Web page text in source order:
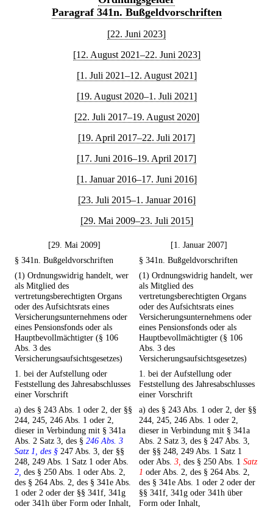
Paragraf 341n. Bußgeldvorschriften
[22. Juni 2023]
[12. August 2021–22. Juni 2023]
[1. Juli 2021–12. August 2021]
[19. August 2020–1. Juli 2021]
[22. Juli 2017–19. August 2020]
[19. April 2017–22. Juli 2017]
[17. Juni 2016–19. April 2017]
[1. Januar 2016–17. Juni 2016]
[23. Juli 2015–1. Januar 2016]
[29. Mai 2009–23. Juli 2015]
[29. Mai 2009]
[1. Januar 2007]
§ 341n. Bußgeldvorschriften
§ 341n. Bußgeldvorschriften
(1) Ordnungswidrig handelt, wer
als Mitglied des
vertretungsberechtigten Organs
oder des Aufsichtsrats eines
Versicherungsunternehmens oder
eines Pensionsfonds oder als
Hauptbevollmächtigter (§ 106
Abs. 3 des
Versicherungsaufsichtsgesetzes)
(1) Ordnungswidrig handelt, wer
als Mitglied des
vertretungsberechtigten Organs
oder des Aufsichtsrats eines
Versicherungsunternehmens oder
eines Pensionsfonds oder als
Hauptbevollmächtigter (§ 106
Abs. 3 des
Versicherungsaufsichtsgesetzes)
1. bei der Aufstellung oder
Feststellung des Jahresabschlusses
einer Vorschrift
1. bei der Aufstellung oder
Feststellung des Jahresabschlusses
einer Vorschrift
a) des § 243 Abs. 1 oder 2, der §§
244, 245, 246 Abs. 1 oder 2,
dieser in Verbindung mit § 341a
Abs. 2 Satz 3, des § 246 Abs. 3
Satz 1, des § 247 Abs. 3, der §§
248, 249 Abs. 1 Satz 1 oder Abs.
2, des § 250 Abs. 1 oder Abs. 2,
des § 264 Abs. 2, des § 341e Abs.
1 oder 2 oder der §§ 341f, 341g
oder 341h über Form oder Inhalt,
a) des § 243 Abs. 1 oder 2, der §§
244, 245, 246 Abs. 1 oder 2,
dieser in Verbindung mit § 341a
Abs. 2 Satz 3, des § 247 Abs. 3,
der §§ 248, 249 Abs. 1 Satz 1
oder Abs. 3, des § 250 Abs. 1 Satz
1 oder Abs. 2, des § 264 Abs. 2,
des § 341e Abs. 1 oder 2 oder der
§§ 341f, 341g oder 341h über
Form oder Inhalt,